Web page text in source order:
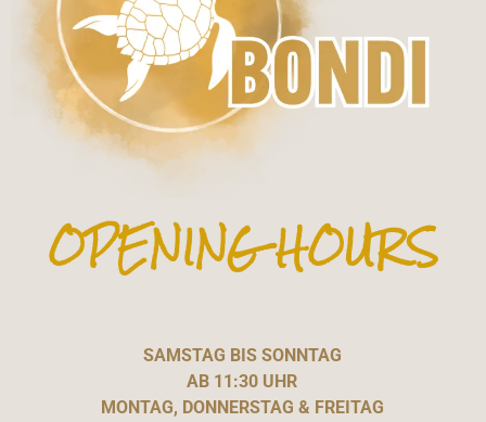
OPENING HOURS
SAMSTAG BIS SONNTAG
AB 11:30 UHR
MONTAG, DONNERSTAG & FREITAG